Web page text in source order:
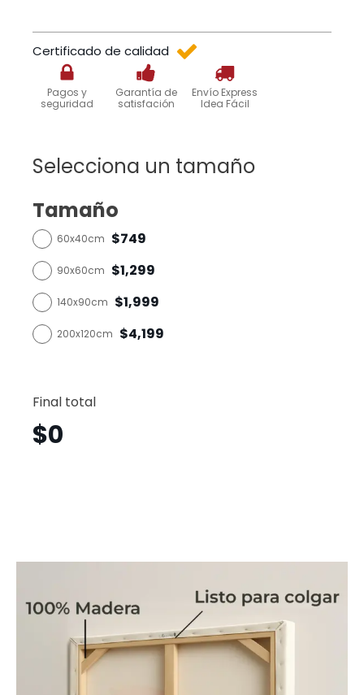
Certificado de calidad
Pagos y
seguridad
Garantía de
satisfación
Envío Express
Idea Fácil
Selecciona un tamaño
Tamaño
60x40cm $749
90x60cm $1,299
140x90cm $1,999
200x120cm $4,199
Final total
$0